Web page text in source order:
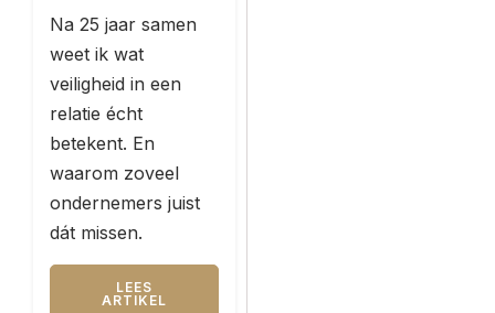
Na 25 jaar samen
weet ik wat
veiligheid in een
relatie écht
betekent. En
waarom zoveel
ondernemers juist
dát missen.
LEES
ARTIKEL